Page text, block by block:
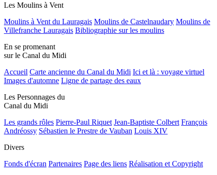
Les Moulins à Vent
Moulins à Vent du Lauragais Moulins de Castelnaudary Moulins de
Villefranche Lauragais Bibliographie sur les moulins
En se promenant
sur le Canal du Midi
Accueil Carte ancienne du Canal du Midi Ici et là : voyage virtuel
Images d'automne Ligne de partage des eaux
Les Personnages du
Canal du Midi
Les grands rôles Pierre-Paul Riquet Jean-Baptiste Colbert François
Andréossy Sébastien le Prestre de Vauban Louis XIV
Divers
Fonds d'écran Partenaires Page des liens Réalisation et Copyright